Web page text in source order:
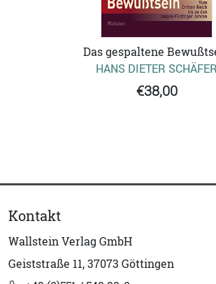
Das gespaltene
HANS DIETER SCHÄFER
€38,00
Kontakt
Wallstein Verlag GmbH
Geiststraße 11, 37073 Göttingen